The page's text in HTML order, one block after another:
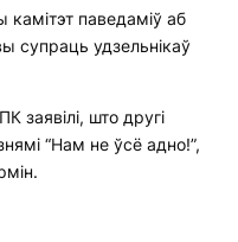
паведаміў аб
супраць удзельнікаў
заявілі, што другі
“Нам не ўсё адно!”,